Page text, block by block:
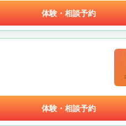
体験・相談予約
体験・相談予約